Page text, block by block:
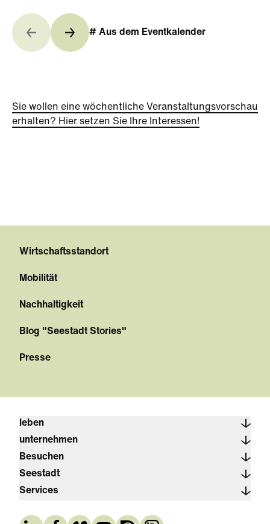
# Aus dem Eventkalender
Sie wollen eine wöchentliche Veranstaltungsvorschau
erhalten? Hier setzen Sie Ihre Interessen!
Wirtschaftsstandort
Mobilität
Nachhaltigkeit
Blog "Seestadt Stories"
Presse
leben
unternehmen
Besuchen
Seestadt
Services